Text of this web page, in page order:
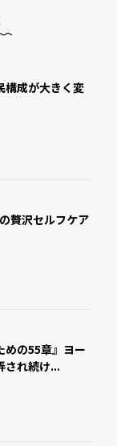
構成が大きく変
贅沢セルフケア
の55章』――ヨー
され続け...